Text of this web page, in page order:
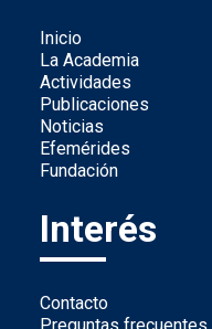
Inicio
La Academia
Actividades
Publicaciones
Noticias
Efemérides
Fundación
Interés
Contacto